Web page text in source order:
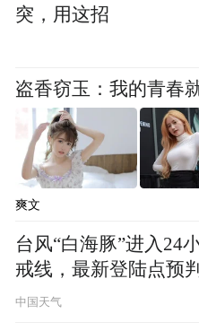
突，用这招
盗香窃玉：我的青春
爽文
台风“白海豚”进入24
戒线，最新登陆点预判
中国天气